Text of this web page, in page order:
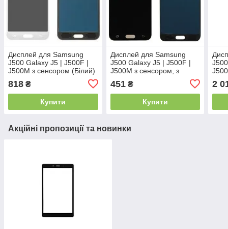
Дисплей для Samsung
J500 Galaxy J5 | J500F |
J500M з сенсором (Білий)
818 ₴
Купити
Дисплей для Samsung
J500 Galaxy J5 | J500F |
J500M з сенсором, з
ругульованою підсвіткою
IPS (Чорний)
451₴
Купити
2
Акційні пропозиції та новинки